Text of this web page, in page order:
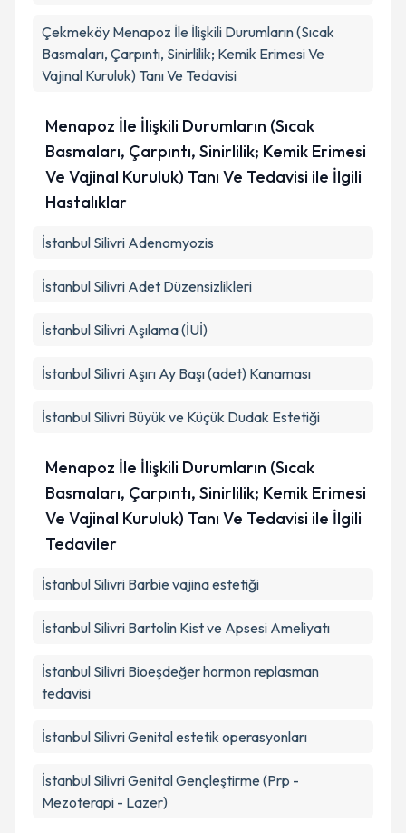
Çekmeköy Menapoz İle İlişkili Durumların (Sıcak
Basmaları, Çarpıntı, Sinirlilik; Kemik Erimesi Ve
Vajinal Kuruluk) Tanı Ve Tedavisi
Menapoz İle İlişkili Durumların (Sıcak
Basmaları, Çarpıntı, Sinirlilik; Kemik Erimesi
Ve Vajinal Kuruluk) Tanı Ve Tedavisi ile İlgili
Hastalıklar
İstanbul Silivri Adenomyozis
İstanbul Silivri Adet Düzensizlikleri
İstanbul Silivri Aşılama (İUİ)
İstanbul Silivri Aşırı Ay Başı (adet) Kanaması
İstanbul Silivri Büyük ve Küçük Dudak Estetiği
Menapoz İle İlişkili Durumların (Sıcak
Basmaları, Çarpıntı, Sinirlilik; Kemik Erimesi
Ve Vajinal Kuruluk) Tanı Ve Tedavisi ile İlgili
Tedaviler
İstanbul Silivri Barbie vajina estetiği
İstanbul Silivri Bartolin Kist ve Apsesi Ameliyatı
İstanbul Silivri Bioeşdeğer hormon replasman
tedavisi
İstanbul Silivri Genital estetik operasyonları
İstanbul Silivri Genital Gençleştirme (Prp -
Mezoterapi - Lazer)